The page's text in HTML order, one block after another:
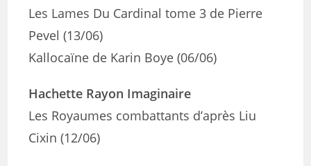
Les Lames Du Cardinal tome 3 de Pierre
Pevel (13/06)
Kallocaïne de Karin Boye (06/06)
Hachette Rayon Imaginaire
Les Royaumes combattants d’après Liu
Cixin (12/06)